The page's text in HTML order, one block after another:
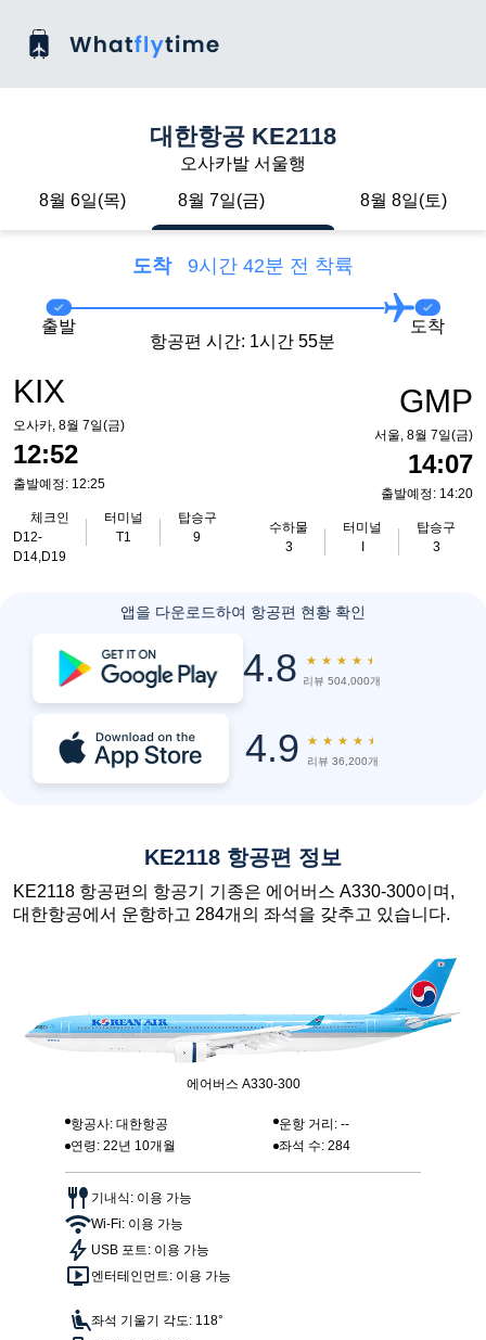
대한항공 KE2118
오사카발 서울행
8월 6일(목)
8월 7일(금) 8월 8일(토)
도착 9시간 42분 전 착륙
KIX
오사카, 8월 7일(금)
12:52
출발예정: 12:25
체크인
D12-
D14,D19
터미널
T1
탑승구
9
출발
항공편 시간: 1시간 55분
도착
GMP
서울, 8월 7일(금)
14:07
출발예정: 14:20
수하물
3
터미널
탑승구
3
앱을 다운로드하여 항공편 현황 확인
4.8 ★ ★ ★ ★ ★
리뷰 504,000개
4.9 ★ ★ ★ ★ ★
리뷰 36,200개
KE2118 항공편 정보
KE2118 항공편의 항공기 기종은 에어버스 A330-300이며,
대한항공에서 운항하고 284개의 좌석을 갖추고 있습니다.
에어버스 A330-300
항공사: 대한항공
운항 거리: --
연령: 22년 10개월
좌석 수: 284
기내식: 이용 가능
Wi-Fi: 이용 가능
USB 포트: 이용 가능
엔터테인먼트: 이용 가능
좌석 기울기 각도: 118°